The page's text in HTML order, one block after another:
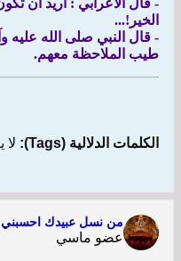
- قال الأعرابي : أريد أن
الخير!...
- قال النبي صلى الله عليه
طيب الملاحظة معهم.
الكلمات الدلالية (Tags): لا
من نسل عبيدك احسبني
عضو ماسي